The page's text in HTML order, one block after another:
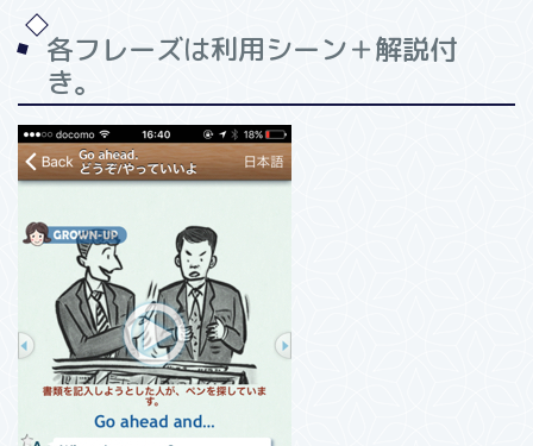
各フレーズは利用シーン＋解説付
き。